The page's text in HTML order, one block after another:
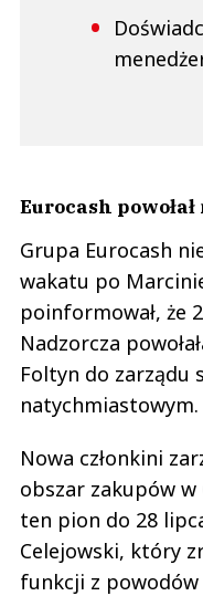
Eurocash
Grupa Eurocash
wakatu po
poinformował, że
Nadzorcza
Foltyn do zarządu
natychmiastowym.
Nowa członkini
obszar zakupów w
ten pion do 28
Celejowski, który
funkcji z